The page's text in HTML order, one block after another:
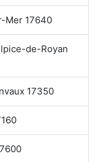
Mer 17640
de-Royan
17350